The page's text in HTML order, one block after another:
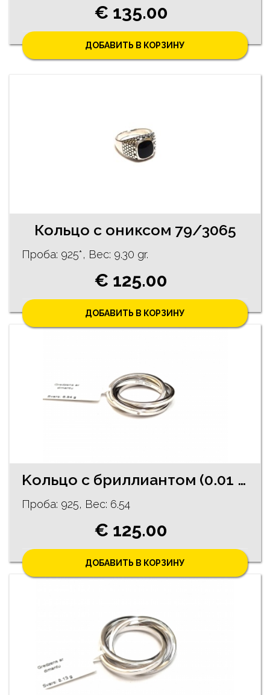
€ 135.00
ДОБАВИТЬ В КОРЗИНУ
Кольцо с ониксом 79/3065
Проба: 925*, Bес: 9.30 gr.
€ 125.00
ДОБАВИТЬ В КОРЗИНУ
Kольцо c бриллиантoм (0.01 ct) 121/5755
Проба: 925, Bес: 6.54
€ 125.00
ДОБАВИТЬ В КОРЗИНУ